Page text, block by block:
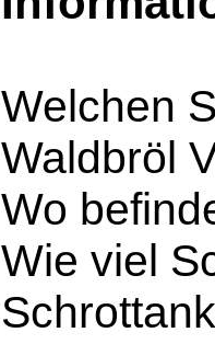
Welchen
Waldbröl
Wo
Wie viel